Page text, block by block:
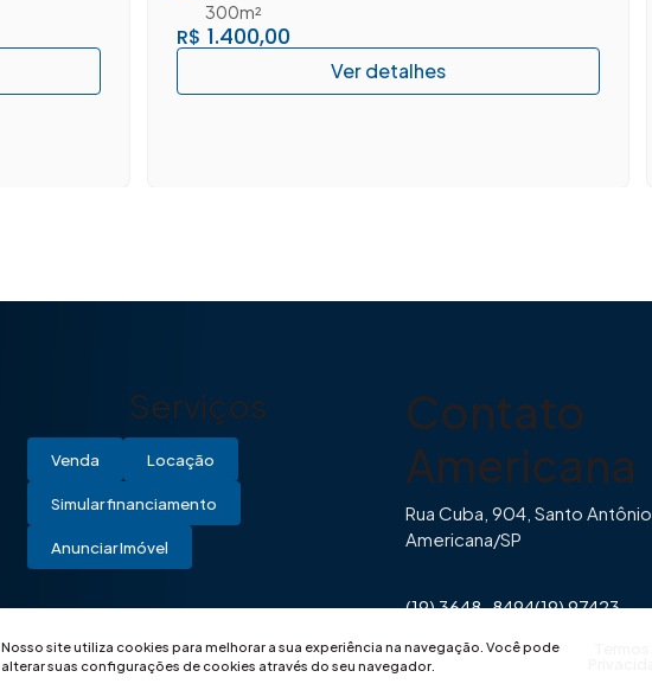
Nosso site utiliza cookies para melhorar a sua experiência na navegação. Você pode
alterar suas configurações de cookies através do seu navegador.
R$ 1.400,00
300m²
Serviços
Venda Locação
Simular financiamento
Anunciar Imóvel
Contato
Americana
Rua Cuba, 904, Santo Antônio.
Americana/SP
(19) 3648-8494(19) 97423-